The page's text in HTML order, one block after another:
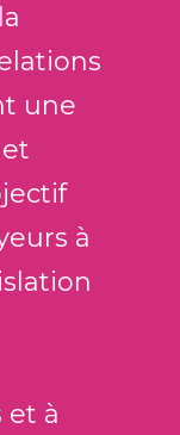
une
à
et à